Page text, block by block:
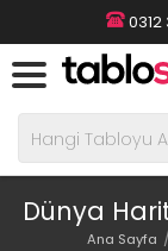
0312
Dünya
Ana Sayfa